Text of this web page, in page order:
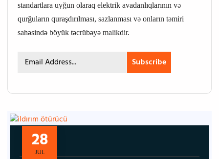
standartlara uyğun olaraq elektrik avadanlıqlarının və
qurğuların quraşdırılması, sazlanması və onların təmiri
sahəsində böyük təcrübəyə malikdir.
Subscribe
28
JUL